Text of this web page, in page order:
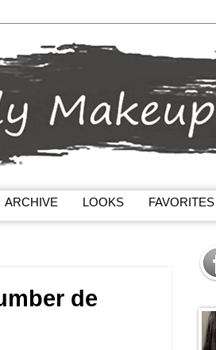
ARCHIVE LOOKS FAVORITES
de